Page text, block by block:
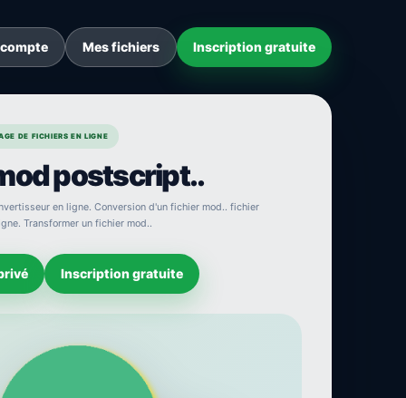
Mes fichiers Inscription gratuite
DE FICHIERS EN LIGNE
postscript..
en ligne. Conversion d'un fichier mod.. fichier
Transformer un fichier mod..
Inscription gratuite